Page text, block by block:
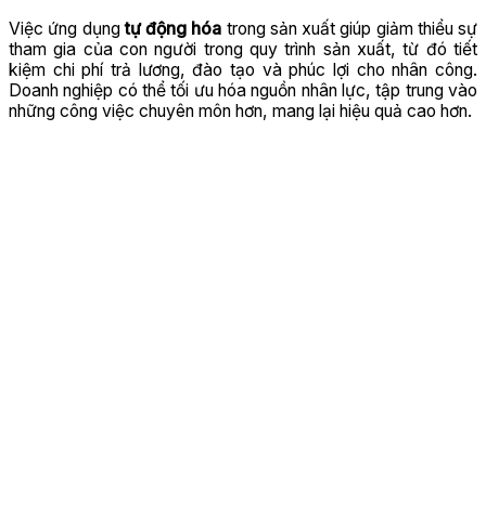
Việc ứng dụngtự động hóa trong sản xuất giúp giảm thiểu sự
tham gia của con người trong quy trình sản xuất, từ đó tiết
kiệm chi phí trả lương, đào tạo và phúc lợi cho nhân công.
Doanh nghiệp có thể tối ưu hóa nguồn nhân lực, tập trung vào
những công việc chuyên môn hơn, mang lại hiệu quả cao hơn.